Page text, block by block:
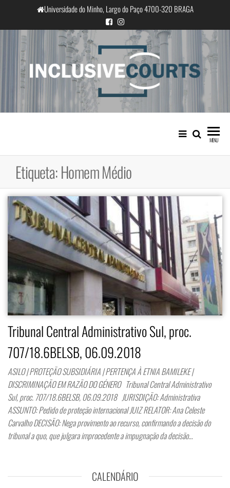
o
conteúdo
Universidade do Minho, Largo do Paço 4700-320 BRAGA
InclusiveCourts
Igualdade e diferença cultural na
prática judicial portuguesa
MENU
Etiqueta:Homem Médio
Tribunal Central Administrativo Sul, proc.
707/18.6BELSB, 06.09.2018
ASILO | PROTEÇÃO SUBSIDIÁRIA | PERTENÇA À ETNIA BAMILEKE |
DISCRIMINAÇÃO EM RAZÃO DO GÉNERO Tribunal Central Administrativo
Sul, proc. 707/18.6BELSB, 06.09.2018 JURISDIÇÃO: Administrativa
ASSUNTO: Pedido de proteção internacional JUIZ RELATOR: Ana Celeste
Carvalho DECISÃO: Nega provimento ao recurso, confirmando a decisão do
tribunal a quo, que julgara improcedente a impugnação da decisão…
CALENDÁRIO